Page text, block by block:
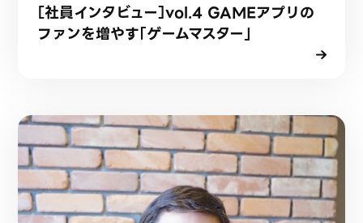
［社員インタビュー］vol.4 GAMEアプリの
ファンを増やす「ゲームマスター」